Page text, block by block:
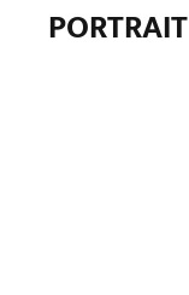
PORTRAIT